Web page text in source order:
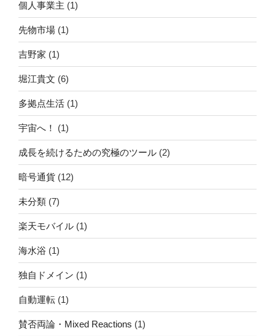
個人事業主 (1)
先物市場 (1)
吉野家 (1)
堀江貴文 (6)
多拠点生活 (1)
宇宙へ！ (1)
成長を続けるための究極のツール (2)
暗号通貨 (12)
未分類 (7)
楽天モバイル (1)
海水浴 (1)
独自ドメイン (1)
自動運転 (1)
賛否両論・Mixed Reactions (1)